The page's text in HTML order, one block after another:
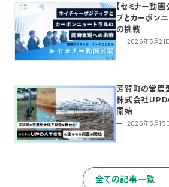
【セミナー動
ブとカーボン
の挑戦
2026年5月21日
芳賀町の営農
株式会社
開始
2026年5月15
全ての記事一覧